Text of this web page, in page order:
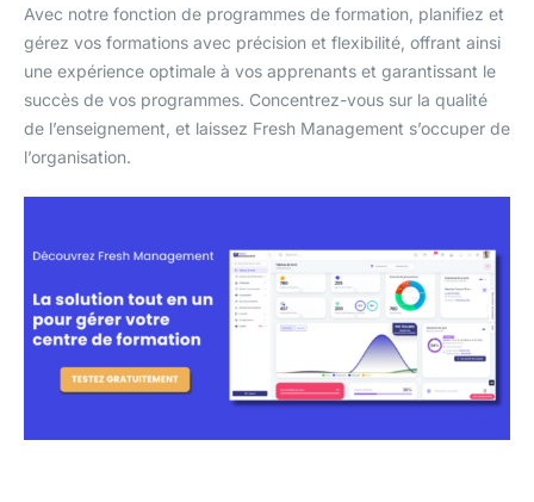
Avec notre fonction de programmes de formation, planifiez et
gérez vos formations avec précision et flexibilité, offrant ainsi
une expérience optimale à vos apprenants et garantissant le
succès de vos programmes. Concentrez-vous sur la qualité
de l’enseignement, et laissez Fresh Management s’occuper de
l’organisation.